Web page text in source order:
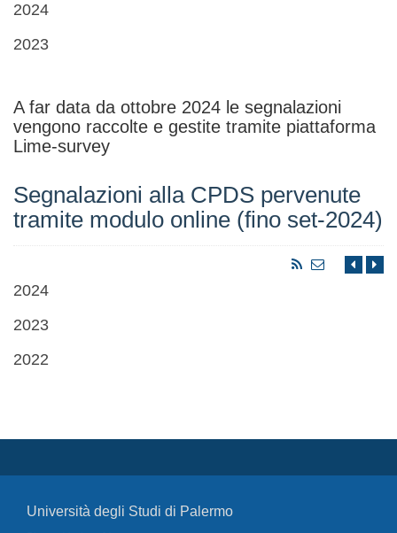
2024
2023
A far data da ottobre 2024 le segnalazioni
vengono raccolte e gestite tramite piattaforma
Lime-survey
Segnalazioni alla CPDS pervenute
tramite modulo online (fino set-2024)
2024
2023
2022
Università degli Studi di Palermo